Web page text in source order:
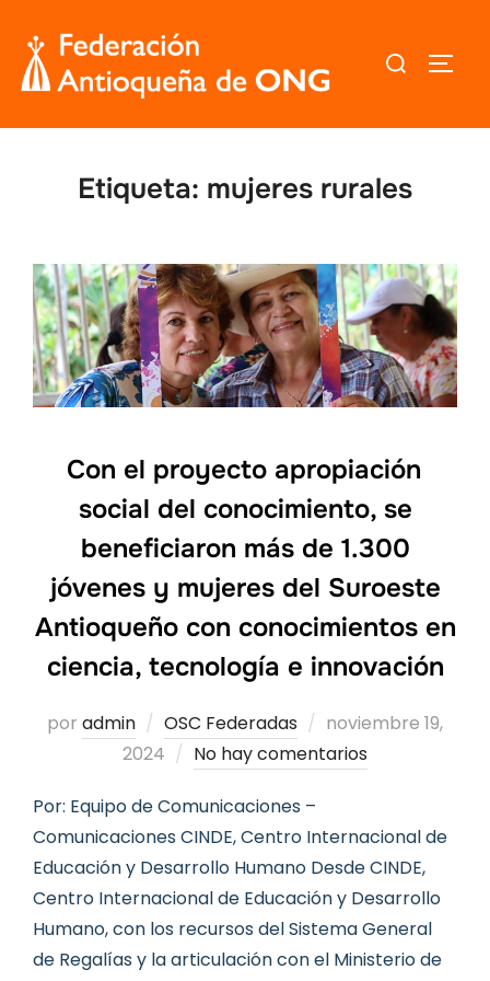
contenido
Buscar:
Etiqueta: mujeres rurales
Con el proyecto apropiación
social del conocimiento, se
beneficiaron más de 1.300
jóvenes y mujeres del Suroeste
Antioqueño con conocimientos en
ciencia, tecnología e innovación
por admin OSC Federadas
Publicado
el
noviembre 19,
2024
No hay comentarios
Por: Equipo de Comunicaciones –
Comunicaciones CINDE, Centro Internacional de
Educación y Desarrollo Humano Desde CINDE,
Centro Internacional de Educación y Desarrollo
Humano, con los recursos del Sistema General
de Regalías y la articulación con el Ministerio de